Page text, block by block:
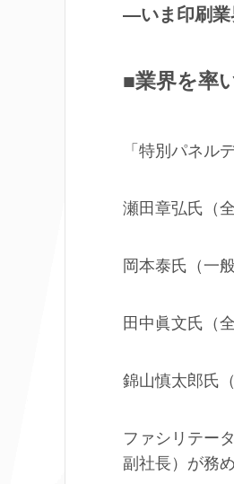
―いま印刷業
■業界を率
「特別パネル
瀬田章弘氏（
岡本泰氏（一
田中眞文氏（
錦山慎太郎氏
ファシリテー
副社長）が務め